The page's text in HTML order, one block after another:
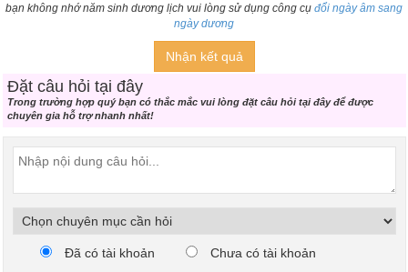
bạn không nhớ năm sinh dương lịch vui lòng sử dụng công cụ đổi ngày âm sang
ngày dương
Nhận kết quả
Đặt câu hỏi tại đây
Trong trường hợp quý bạn có thắc mắc vui lòng đặt câu hỏi tại đây để được
chuyên gia hỗ trợ nhanh nhất!
Đã có tài khoản Chưa có tài khoản